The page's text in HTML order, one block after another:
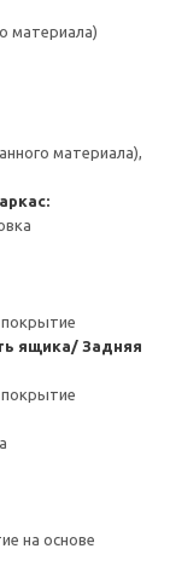
материала)
материала),
ящика/ Задняя
на основе